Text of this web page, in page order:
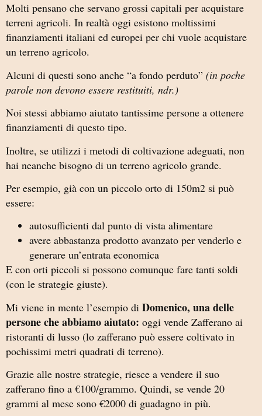
Molti pensano che servano grossi capitali per acquistare
terreni agricoli. In realtà oggi esistono moltissimi
finanziamenti italiani ed europei per chi vuole acquistare
un terreno agricolo.
Alcuni di questi sono anche “a fondo perduto” (in poche
parole non devono essere restituiti, ndr.)
Noi stessi abbiamo aiutato tantissime persone a ottenere
finanziamenti di questo tipo.
Inoltre, se utilizzi i metodi di coltivazione adeguati, non
hai neanche bisogno di un terreno agricolo grande.
Per esempio, già con un piccolo orto di 150m2 si può
essere:
autosufficienti dal punto di vista alimentare
avere abbastanza prodotto avanzato per venderlo e
generare un’entrata economica
E con orti piccoli si possono comunque fare tanti soldi
(con le strategie giuste).
Mi viene in mente l’esempio di Domenico, una delle
persone che abbiamo aiutato: oggi vende Zafferano ai
ristoranti di lusso (lo zafferano può essere coltivato in
pochissimi metri quadrati di terreno).
Grazie alle nostre strategie, riesce a vendere il suo
zafferano fino a €100/grammo. Quindi, se vende 20
grammi al mese sono €2000 di guadagno in più.